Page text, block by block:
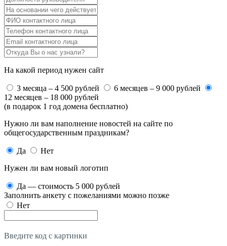
На какой период нужен сайт
3 месяца – 4 500 рублей
6 месяцев – 9 000 рублей
12 месяцев – 18 000 рублей
(в подарок 1 год домена бесплатно)
Нужно ли вам наполнение новостей на сайте по
общегосударственным праздникам?
Да
Нет
Нужен ли вам новый логотип
Да — стоимость 5 000 рублей
Заполнить анкету с пожеланиями можно позже
Нет
Введите код с картинки